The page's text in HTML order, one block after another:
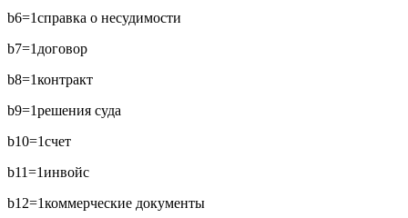
b6=1справка о несудимости
b7=1 договор
b8=1контракт
b9=1решения суда
b10=1счет
b11=1инвойс
b12=1коммерческие документы